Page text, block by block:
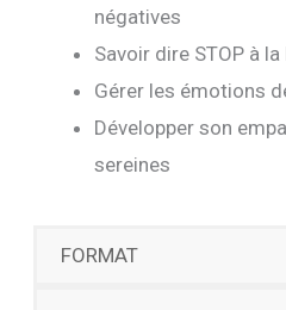
négatives
Savoir dire STOP à
Gérer les émotions
Développer son
sereines
FORMAT